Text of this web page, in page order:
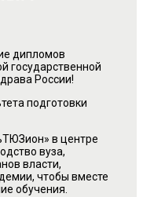
дипломов
государственной
России!
подготовки
в центре
вуза,
власти,
чтобы вместе
обучения.